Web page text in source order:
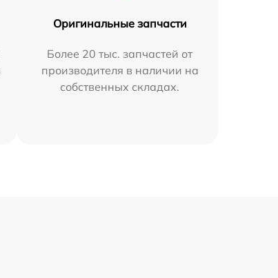
Оригинальные запчасти
Более 20 тыс. запчастей от
производителя в наличии на
собственных складах.